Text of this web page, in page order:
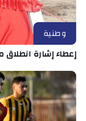
وطنية
إعطاء إشارة